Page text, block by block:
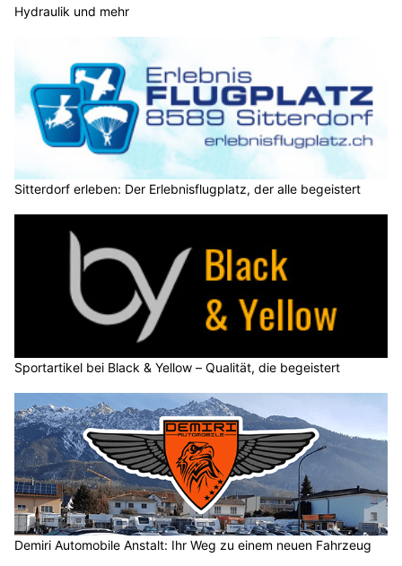
Hydraulik und mehr
Sitterdorf erleben: Der Erlebnisflugplatz, der alle begeistert
Sportartikel bei Black & Yellow – Qualität, die begeistert
Demiri Automobile Anstalt: Ihr Weg zu einem neuen Fahrzeug